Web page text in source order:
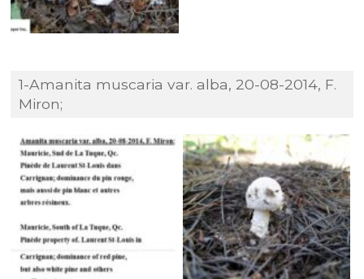
1-Amanita muscaria var. alba, 20-08-2014, F.
Miron;